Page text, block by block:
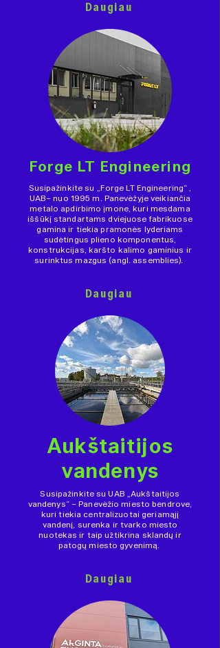
Daugiau
Forge LT Engineering
Susipažinkite su „Forge LT Engineering“ ,
UAB– nuo 1995 m. Panevėžyje veikiančia
metalo apdirbimo įmone, kuri mesdama
iššūkį standartams dviejuose fabrikuose
gamina ir tiekia pramonės lyderiams
sudėtingus plieno komponentus,
konstrukcijas, karšto kalimo gaminius ir
surinktus mazgus (angl. assemblies).
Daugiau
Aukštaitijos
vandenys
Susipažinkite su UAB „Aukštaitijos
vandenys“ – Panevėžio miesto bendrove,
kuri tiekia centralizuotai geriamąjį
vandenį, surenka ir tvarko miesto
nuotekas ir taip užtikrina sklandų ir
patogų miesto gyvenimą.
Daugiau